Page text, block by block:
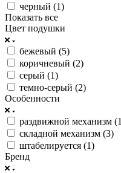
черный (1)
Показать все
Цвет подушки
бежевый (5)
коричневый (2)
серый (1)
темно-серый (2)
Особенности
раздвижной механизм (1
складной механизм (3)
штабелируется (1)
Бренд